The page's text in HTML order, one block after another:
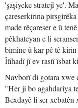
'şaşiyeke stratejî ye'.
çareserkirina
made rêçareser e û
pêkhateyan e li
bimîne û kar pê tê
Îtîhadî jî ev rastî îsbat
Navborî di gotara xwe
"Her ji bo agahdariya
Bexdayê li ser